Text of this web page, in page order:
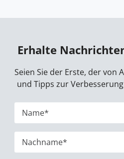
Erhalte
Seien Sie der Erste, der von
und Tipps zur